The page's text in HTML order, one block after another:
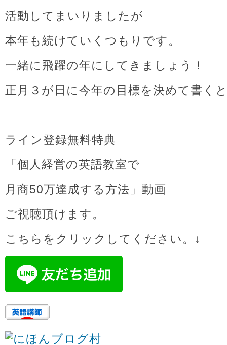
活動してまいりましたが
本年も続けていくつもりです。
一緒に飛躍の年にしてきましょう！
正月３が日に今年の目標を決めて書く
ライン登録無料特典
「個人経営の英語教室で
月商50万達成する方法」動画
ご視聴頂けます。
こちらをクリックしてください。↓